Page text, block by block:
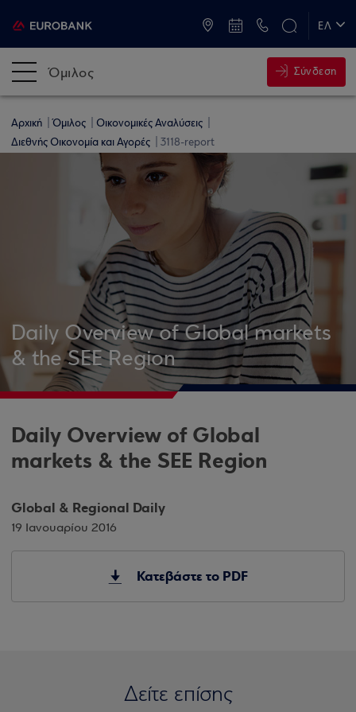
ΕΛ
Όμιλος Σύνδεση
Αρχική Όμιλος
Οικονομικές Αναλύσεις
Διεθνής Οικονομία και Αγορές
3118-report
Daily Overview of Global markets
& the SEE Region
Daily Overview of Global
markets & the SEE Region
Global & Regional Daily
19 Ιανουαρίου 2016
Κατεβάστε το PDF
Δείτε επίσης